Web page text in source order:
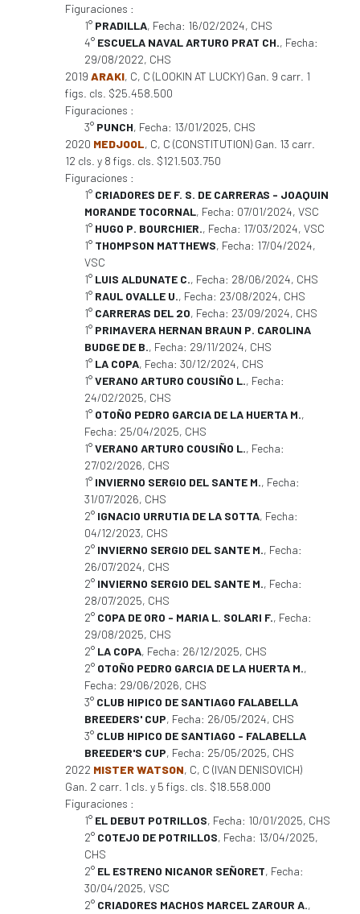
Figuraciones :
1° PRADILLA, Fecha: 16/02/2024, CHS
4° ESCUELA NAVAL ARTURO PRAT CH., Fecha:
29/08/2022, CHS
2019 ARAKI, C, C (LOOKIN AT LUCKY) Gan. 9 carr. 1
figs. cls. $25.458.500
Figuraciones :
3° PUNCH, Fecha: 13/01/2025, CHS
2020 MEDJOOL, C, C (CONSTITUTION) Gan. 13 carr.
12 cls. y 8 figs. cls. $121.503.750
Figuraciones :
1° CRIADORES DE F. S. DE CARRERAS - JOAQUIN
MORANDE TOCORNAL, Fecha: 07/01/2024, VSC
1° HUGO P. BOURCHIER., Fecha: 17/03/2024, VSC
1° THOMPSON MATTHEWS, Fecha: 17/04/2024,
VSC
1° LUIS ALDUNATE C., Fecha: 28/06/2024, CHS
1° RAUL OVALLE U., Fecha: 23/08/2024, CHS
1° CARRERAS DEL 20, Fecha: 23/09/2024, CHS
1° PRIMAVERA HERNAN BRAUN P. CAROLINA
BUDGE DE B., Fecha: 29/11/2024, CHS
1° LA COPA, Fecha: 30/12/2024, CHS
1°VERANO ARTURO COUSIÑO L., Fecha:
24/02/2025, CHS
1° OTOÑO PEDRO GARCIA DE LA HUERTA M.,
Fecha: 25/04/2025, CHS
1°VERANO ARTURO COUSIÑO L., Fecha:
27/02/2026, CHS
1° INVIERNO SERGIO DEL SANTE M., Fecha:
31/07/2026, CHS
2° IGNACIO URRUTIA DE LA SOTTA, Fecha:
04/12/2023, CHS
2° INVIERNO SERGIO DEL SANTE M., Fecha:
26/07/2024, CHS
2° INVIERNO SERGIO DEL SANTE M., Fecha:
28/07/2025, CHS
2° COPA DE ORO - MARIA L. SOLARI F., Fecha:
29/08/2025, CHS
2° LA COPA, Fecha: 26/12/2025, CHS
2° OTOÑO PEDRO GARCIA DE LA HUERTA M.,
Fecha: 29/06/2026, CHS
3° CLUB HIPICO DE SANTIAGO FALABELLA
BREEDERS' CUP, Fecha: 26/05/2024, CHS
3° CLUB HIPICO DE SANTIAGO - FALABELLA
BREEDER'S CUP, Fecha: 25/05/2025, CHS
2022 MISTER WATSON, C, C (IVAN DENISOVICH)
Gan. 2 carr. 1 cls. y 5 figs. cls. $18.558.000
Figuraciones :
1° EL DEBUT POTRILLOS, Fecha: 10/01/2025, CHS
2° COTEJO DE POTRILLOS, Fecha: 13/04/2025,
CHS
2° EL ESTRENO NICANOR SEÑORET, Fecha:
30/04/2025, VSC
2° CRIADORES MACHOS MARCEL ZAROUR A.,